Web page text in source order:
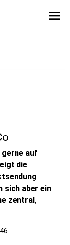
menu
gerne auf
die
sich aber ein
zentral,